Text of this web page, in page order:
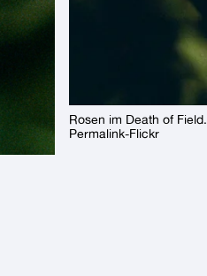
Rosen im Death of Field.
Permalink-Flickr